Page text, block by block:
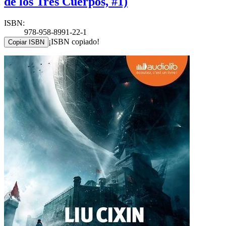
ISBN:
978-958-8991-22-1
Copiar ISBN ¡ISBN copiado!